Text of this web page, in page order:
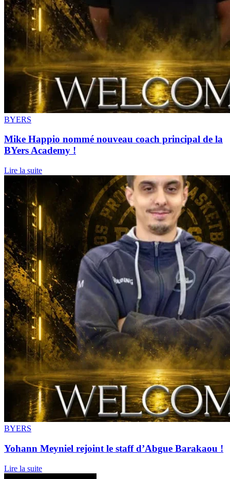
BYERS
Mike Happio nommé nouveau coach principal de la
BYers Academy !
Lire la suite
BYERS
Yohann Meyniel rejoint le staff d’Abgue Barakaou !
Lire la suite